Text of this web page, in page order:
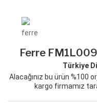
Ferre
Türkiye
Alacağınız bu ürün %100
kargo firmamız